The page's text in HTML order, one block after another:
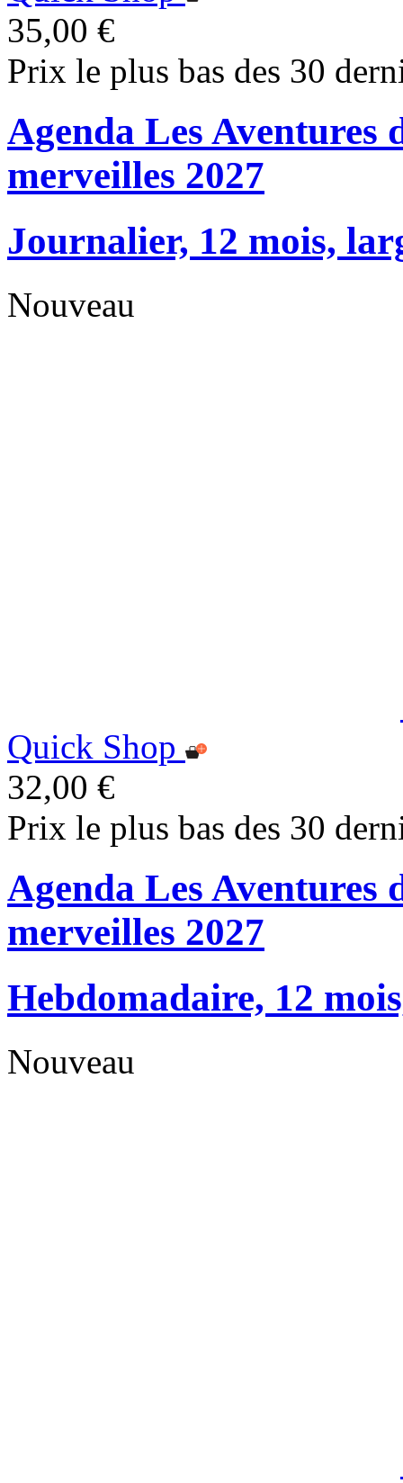
35,00 €
Prix le plus bas des 30
Agenda Les Aventures
merveilles 2027
Journalier, 12 mois,
Nouveau
Quick Shop
32,00 €
Prix le plus bas des 30
Agenda Les Aventures
merveilles 2027
Hebdomadaire, 12
Nouveau